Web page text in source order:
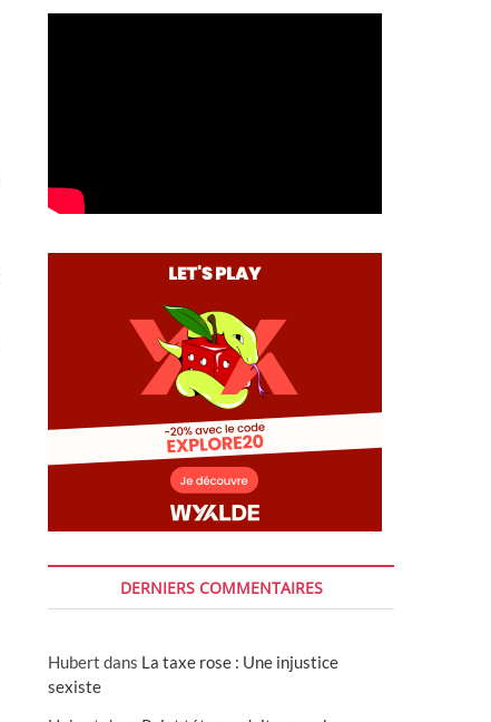
DERNIERS COMMENTAIRES
Hubert dans La taxe rose : Une injustice
sexiste